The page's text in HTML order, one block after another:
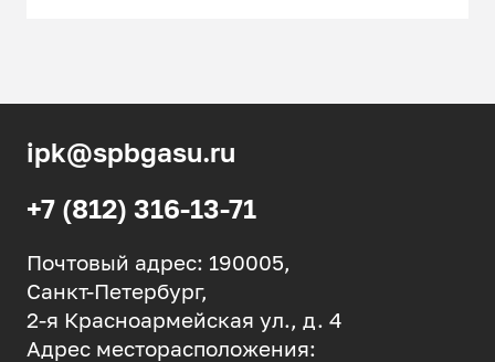
ipk@spbgasu.ru
+7 (812) 316-13-71
Почтовый адрес: 190005,
Санкт-Петербург,
2-я Красноармейская ул., д. 4
Адрес месторасположения: